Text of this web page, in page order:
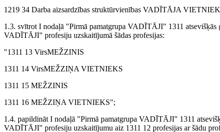
1219 34 Darba aizsardzības struktūrvienības VADĪTĀJA
1.3. svītrot I nodaļā "Pirmā pamatgrupa VADĪTĀJI" 1311
VADĪTĀJI" profesiju uzskaitījumā šādas profesijas:
"1311 13 VirsMEŽZINIS
1311 14 VirsMEŽZIŅA VIETNIEKS
1311 15 MEŽZINIS
1311 16 MEŽZIŅA VIETNIEKS";
1.4. papildināt I nodaļā "Pirmā pamatgrupa VADĪTĀJI" 1311
VADĪTĀJI" profesiju uzskaitījumu aiz 1311 12 profesijas ar šādu